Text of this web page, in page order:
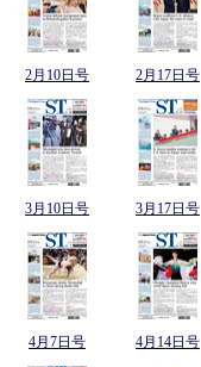
2月10日号 2月17日号
3月10日号 3月17日号
4月7日号 4月14日号